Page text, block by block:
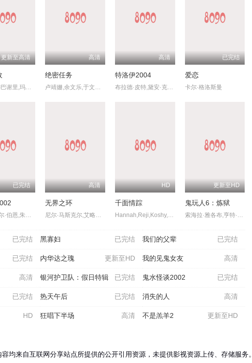
更新至高清
瓦希德·穆巴谢里,玛丽亚姆·阿夫沙里,艾卜拉希姆·阿兹兹,哈迪斯·帕克巴滕,马吉德·帕纳西,穆罕默德·阿里·艾利亚斯梅尔,德尔玛兹·纳加菲,阿菲桑内·纳姆巴蒂,乔治·哈什姆扎德,莉安娜·阿兹兹菲
高清
绝密任务
卢靖姗,余文乐,于文文,蒋璐霞,屈菁菁,张溯哲,朱烁燃,明子煜,褚旭,亮月儿,王飞斐,常丹丹,金丽慧子,潘羞月,朱庭辰,叶彤,凡尼达·宾蒂·伊姆兰,曹操,喻亢,杰布,于晓光,陶慧敏,周惠林,高曙光,王若麟,刘屹宸,基诺,尚馨
高清
特洛伊2004
布拉德·皮特,黛安·克鲁格,奥兰多·布鲁姆,朱利安·格洛弗,布莱恩·考克斯,内森·琼斯,艾瑞克·巴纳,雅各布·史密斯,罗丝·伯恩,彼得·奥图尔
已完结
爱恋
卡尔·格洛斯曼
已完结
加布里埃尔·伯恩,朱丽安娜·,玛格丽丝,朗·埃达德,戴斯蒙德·哈灵顿,艾赛亚·华盛顿,卡尔·厄本,艾米莉·布朗宁,阿利克斯·迪米崔德斯
高清
无界之环
HD
千面情踪
更新至HD
鬼玩人6：炼狱
已完结 已完结
黑寡妇 已完结
我们的父辈
已完结 更新至HD
内华达之瑰 高清
我的见鬼女友
高清 已完结
银河护卫队：假日特辑 已完结
鬼水怪谈2002
已完结 已完结
热天午后 高清
消失的人
HD 高清
狂唱下半场 更新至HD
不是羔羊2
均来自互联网分享站点所提供的公开引用资源，未提供影视资源上传、存储服务。